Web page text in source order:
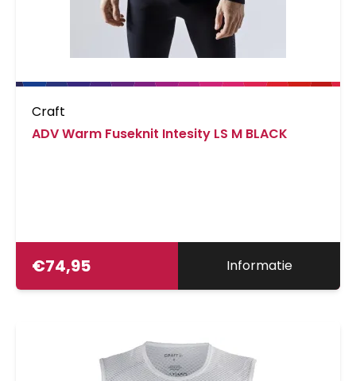
Craft
ADV Warm Fuseknit Intesity LS M BLACK
€74,95 Informatie